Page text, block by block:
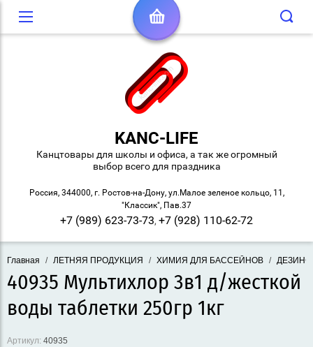
KANC-LIFE
Канцтовары для школы и офиса, а так же огромный
выбор всего для праздника
Россия, 344000, г. Ростов-на-Дону, ул.Малое зеленое кольцо, 11,
"Классик", Пав.37
+7 (989) 623-73-73, +7 (928) 110-62-72
Главная / ЛЕТНЯЯ ПРОДУКЦИЯ / ХИМИЯ ДЛЯ БАССЕЙНОВ /
40935 Мультихлор 3в1 д/жесткой
воды таблетки 250гр 1кг
Артикул: 40935